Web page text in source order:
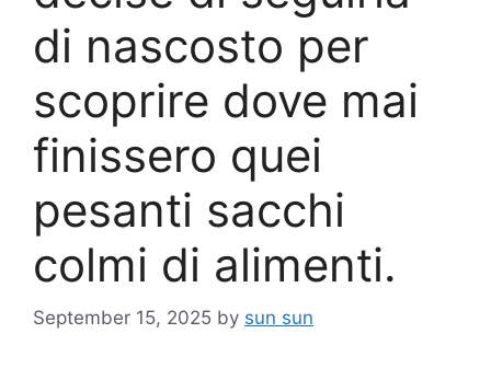
di nascosto per
scoprire dove mai
finissero quei
pesanti sacchi
colmi di alimenti.
September 15, 2025 by sun sun